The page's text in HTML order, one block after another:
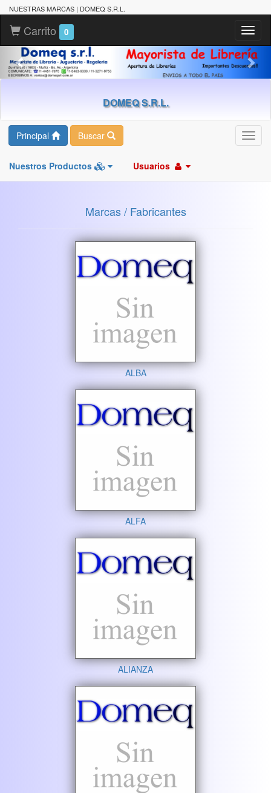
NUESTRAS MARCAS | DOMEQ S.R.L.
Carrito 0
DOMEQ S.R.L.
Principal Buscar
Nuestros Productos Usuarios
Marcas / Fabricantes
ALBA
ALFA
ALIANZA